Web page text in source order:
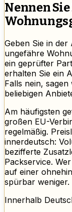
Nennen
Geben Sie in
ungefähre
ein geprüfter
erhalten Sie ein
Falls nein,
beliebigen
Am häufigsten
großen EU-
regelmäßig.
innerdeutsch:
bezifferte
Packservice.
auf einer
spürbar weniger.
Innerhalb